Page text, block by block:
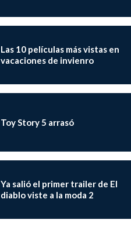
Las 10 películas más vistas en
vacaciones de invienro
Toy Story 5 arrasó
Ya salió el primer trailer de El
diablo viste a la moda 2